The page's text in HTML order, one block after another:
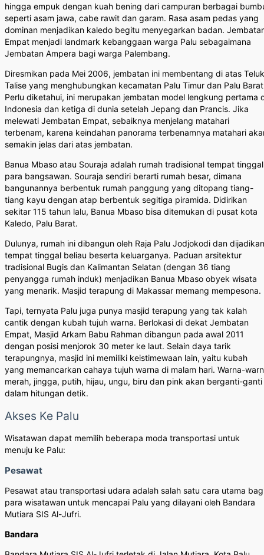
hingga empuk dengan kuah bening dari campuran berbagai
seperti asam jawa, cabe rawit dan garam. Rasa asam pedas yang
dominan menjadikan kaledo begitu menyegarkan badan.
Empat menjadi landmark kebanggaan warga Palu sebagaimana
Jembatan Ampera bagi warga Palembang.
Diresmikan pada Mei 2006, jembatan ini membentang di atas Teluk
Talise yang menghubungkan kecamatan Palu Timur dan Palu
Perlu diketahui, ini merupakan jembatan model lengkung pertama
Indonesia dan ketiga di dunia setelah Jepang dan Prancis. Jika
melewati Jembatan Empat, sebaiknya menjelang matahari
terbenam, karena keindahan panorama terbenamnya matahari
semakin jelas dari atas jembatan.
Banua Mbaso atau Souraja adalah rumah tradisional tempat tinggal
para bangsawan. Souraja sendiri berarti rumah besar, dimana
bangunannya berbentuk rumah panggung yang ditopang tiang-
tiang kayu dengan atap berbentuk segitiga piramida. Didirikan
sekitar 115 tahun lalu, Banua Mbaso bisa ditemukan di pusat kota
Kaledo, Palu Barat.
Dulunya, rumah ini dibangun oleh Raja Palu Jodjokodi dan dijadikan
tempat tinggal beliau beserta keluarganya. Paduan arsitektur
tradisional Bugis dan Kalimantan Selatan (dengan 36 tiang
penyangga rumah induk) menjadikan Banua Mbaso obyek wisata
yang menarik. Masjid terapung di Makassar memang mempesona.
Tapi, ternyata Palu juga punya masjid terapung yang tak kalah
cantik dengan kubah tujuh warna. Berlokasi di dekat Jembatan
Empat, Masjid Arkam Babu Rahman dibangun pada awal 2011
dengan posisi menjorok 30 meter ke laut. Selain daya tarik
terapungnya, masjid ini memiliki keistimewaan lain, yaitu kubah
yang memancarkan cahaya tujuh warna di malam hari. Warna-
merah, jingga, putih, hijau, ungu, biru dan pink akan berganti-ganti
dalam hitungan detik.
Akses Ke Palu
Wisatawan dapat memilih beberapa moda transportasi untuk
menuju ke Palu:
Pesawat
Pesawat atau transportasi udara adalah salah satu cara utama
para wisatawan untuk mencapai Palu yang dilayani oleh Bandara
Mutiara SIS Al-Jufri.
Bandara